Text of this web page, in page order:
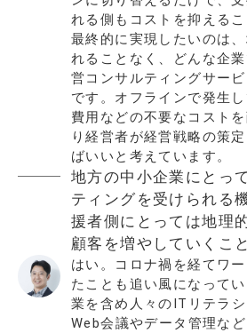
れる側もコストを抑えるこ
最終的に実現したいのは
れることなく、どんな企
営コンサルティングサー
です。オフラインで発生
費用などの不要なコスト
り経営者が経営戦略の策
ばいいと考えています。
地方の中小企業にとっ
ティングを受けられる
援者側にとっては地理
顧客を増やしていくこ
はい。コロナ禍を経てワ
たことも追い風になって
業を含め人々のITリテラシ
Web会議やデータ管理な